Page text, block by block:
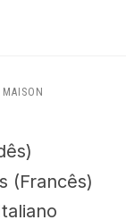
)
(Francês)